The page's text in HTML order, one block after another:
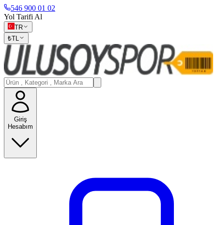
546 900 01 02
Yol Tarifi Al
TR
₺TL
Giriş
Hesabım